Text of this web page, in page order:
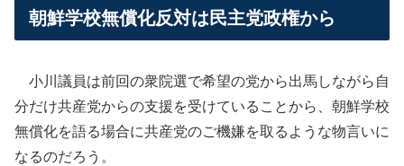
朝鮮学校無償化反対は民主党政権から
小川議員は前回の衆院選で希望の党から出馬しながら自
分だけ共産党からの支援を受けていることから、朝鮮学校
無償化を語る場合に共産党のご機嫌を取るような物言いに
なるのだろう。